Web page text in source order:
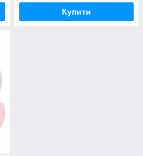
Купити